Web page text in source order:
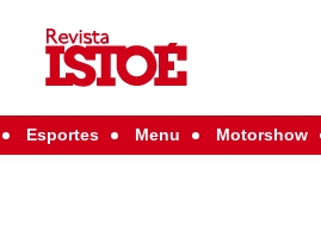
Esportes Menu Motorshow